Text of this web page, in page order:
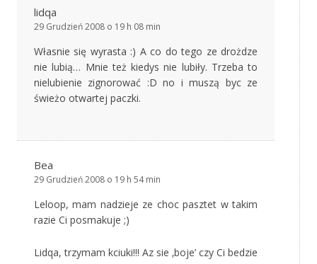
lidqa
29 Grudzień 2008 o 19 h 08 min
Własnie się wyrasta :) A co do tego ze drożdze
nie lubią… Mnie też kiedys nie lubiły. Trzeba to
nielubienie zignorować :D no i muszą byc ze
świeżo otwartej paczki.
Bea
29 Grudzień 2008 o 19 h 54 min
Leloop, mam nadzieje ze choc pasztet w takim
razie Ci posmakuje ;)
Lidqa, trzymam kciuki!!! Az sie ‚boje’ czy Ci bedzie